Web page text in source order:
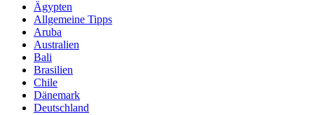
Ägypten
Allgemeine Tipps
Aruba
Australien
Bali
Brasilien
Chile
Dänemark
Deutschland